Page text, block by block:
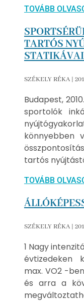
TOVÁBB
TARTÓS
SZÉKELY RÉKA
Budapest,
sportolók
könnyebben
tartós
TOVÁBB
SZÉKELY RÉKA
1 Nagy
évtizedeken
max. VO2 -
és arra a